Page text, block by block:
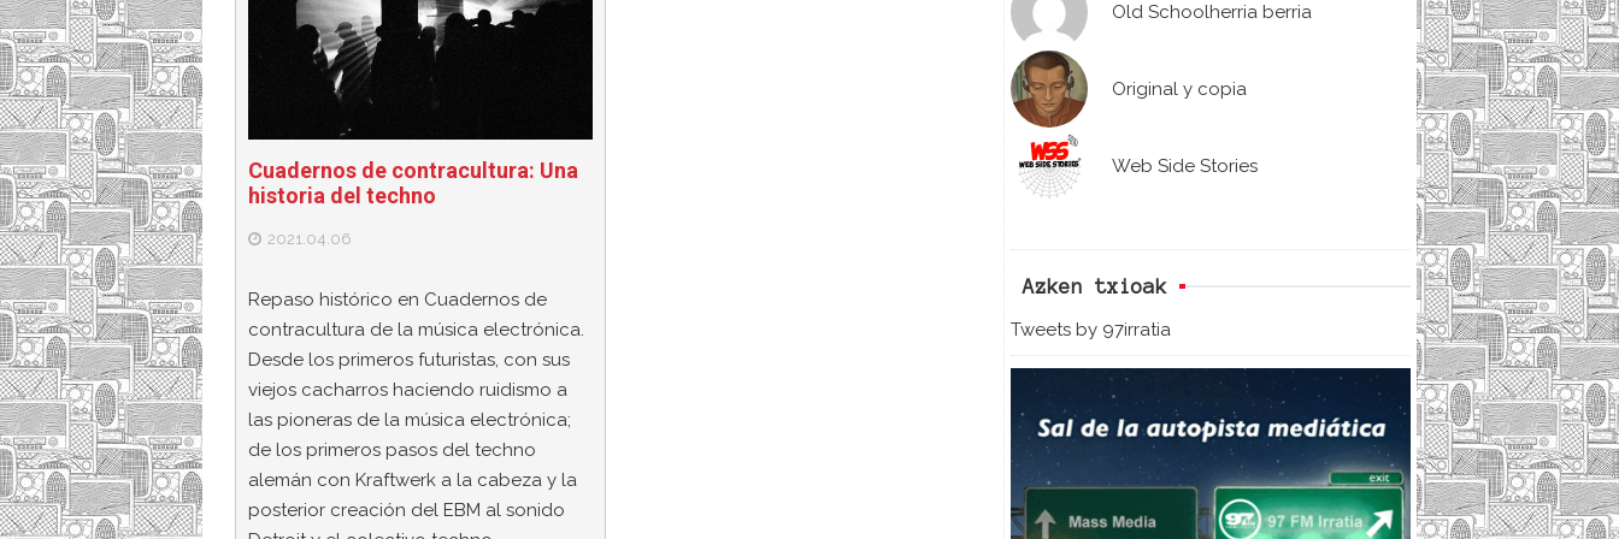
Old Schoolherria berria
Original y copia
Web Side Stories
Azken txioak
Tweets by 97irratia
Cuadernos de contracultura: Una
historia del techno
2021.04.06
Repaso histórico en Cuadernos de
contracultura de la música electrónica.
Desde los primeros futuristas, con sus
viejos cacharros haciendo ruidismo a
las pioneras de la música electrónica;
de los primeros pasos del techno
alemán con Kraftwerk a la cabeza y la
posterior creación del EBM al sonido